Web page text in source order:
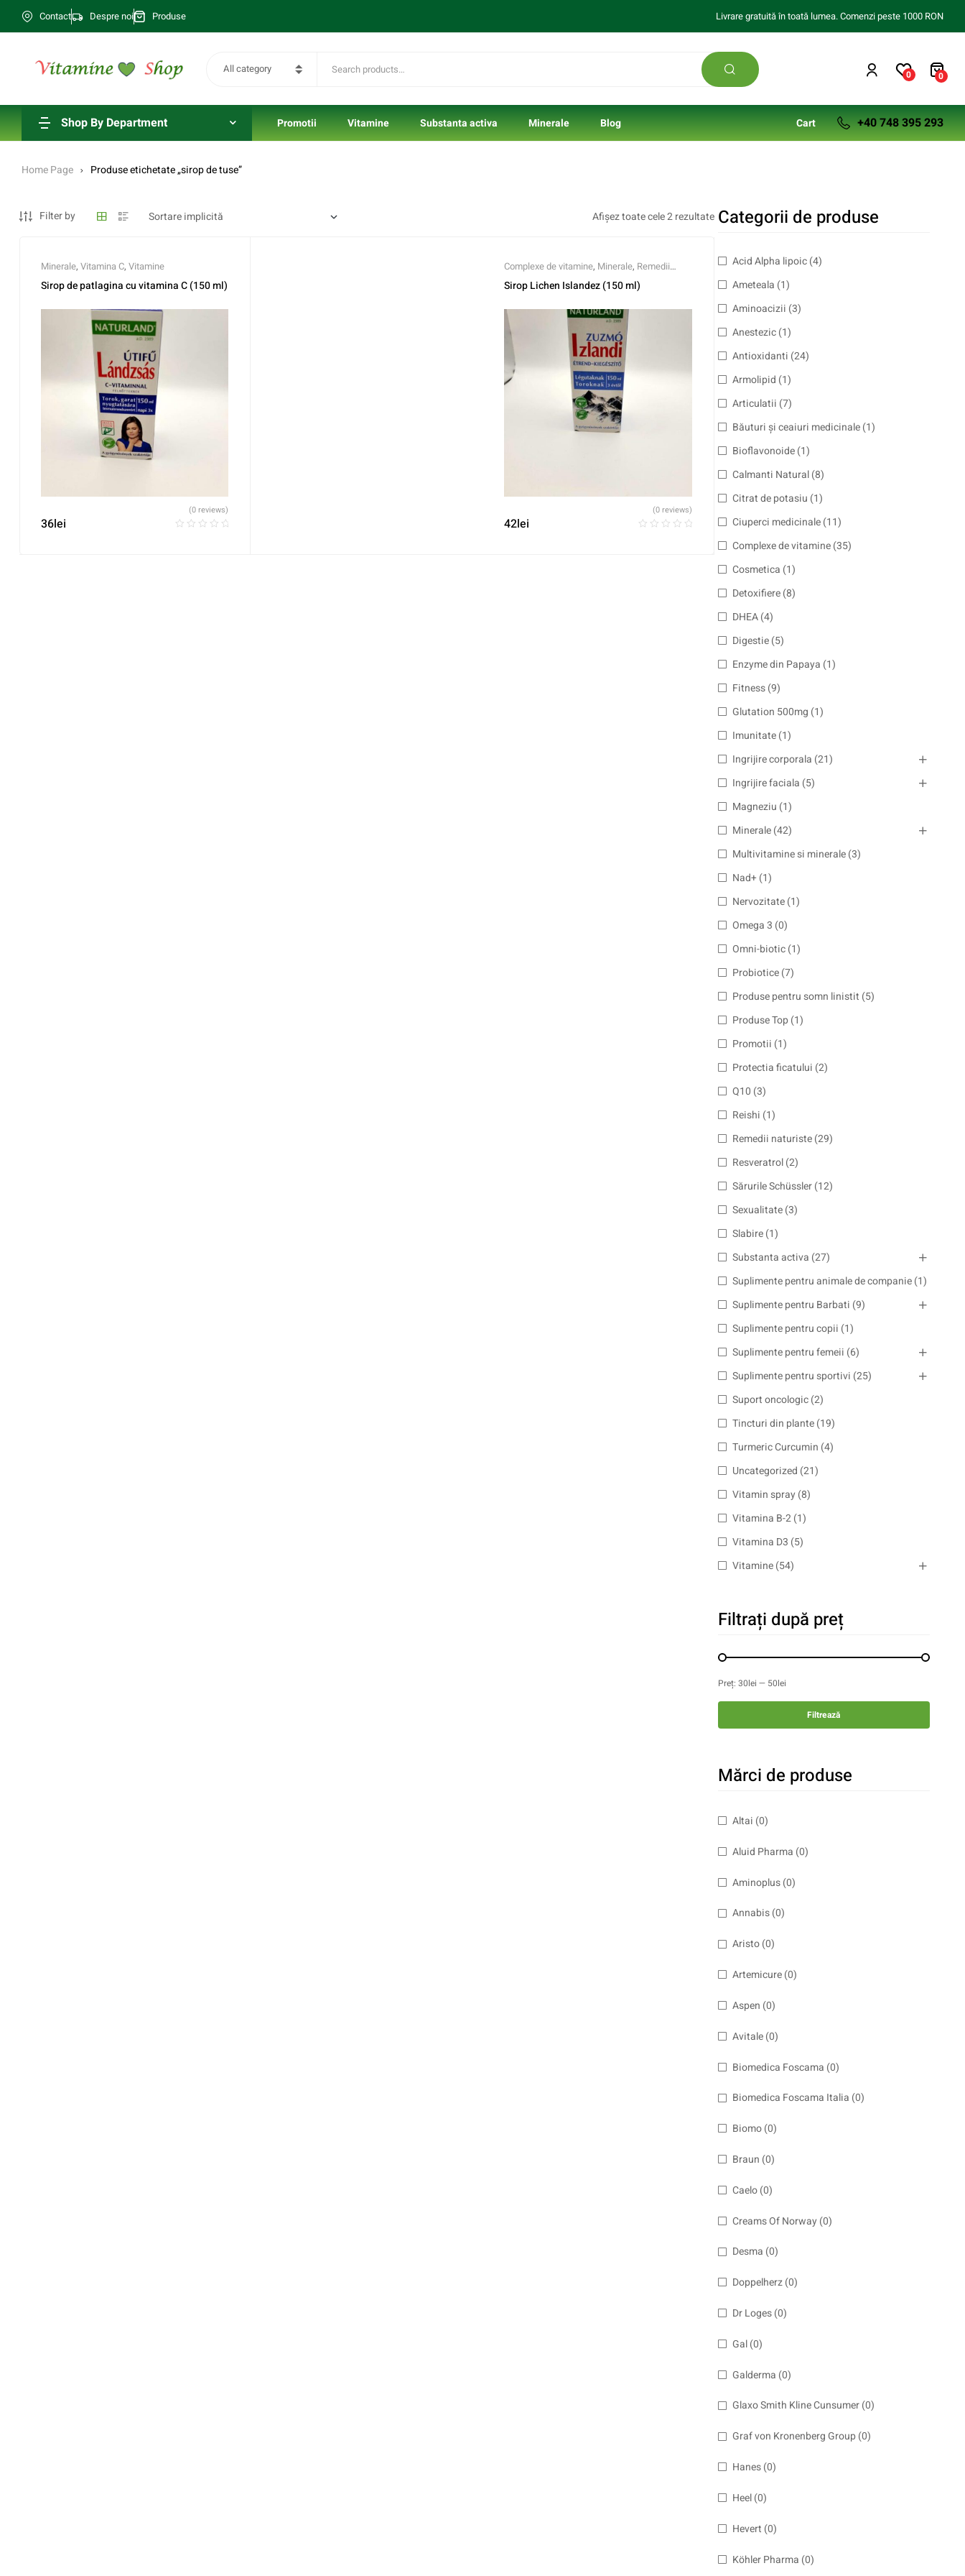
Contact Despre noi Produse Livrare gratuită în toată lumea. Comenzi peste 1000 RON
All category 0 0
Shop By Department Promotii Vitamine Substanta activa Minerale Blog Cart +40 748 395 293
Home Page Produse etichetate „sirop de tuse”
Filter by Afișez toate cele 2 rezultate
Minerale, Vitamina C, Vitamine
Sirop de patlagina cu vitamina C (150 ml)
36lei
(0 reviews)
Complexe de vitamine, Minerale, Remedii
naturiste
Sirop Lichen Islandez (150 ml)
42lei
(0 reviews)
Categorii de produse
Acid Alpha lipoic (4)
Ameteala (1)
Aminoacizii (3)
Anestezic (1)
Antioxidanti (24)
Armolipid (1)
Articulatii (7)
Băuturi și ceaiuri medicinale (1)
Bioflavonoide (1)
Calmanti Natural (8)
Citrat de potasiu (1)
Ciuperci medicinale (11)
Complexe de vitamine (35)
Cosmetica (1)
Detoxifiere (8)
DHEA (4)
Digestie (5)
Enzyme din Papaya (1)
Fitness (9)
Glutation 500mg (1)
Imunitate (1)
Ingrijire corporala (21)
Ingrijire faciala (5)
Magneziu (1)
Minerale (42)
Multivitamine si minerale (3)
Nad+ (1)
Nervozitate (1)
Omega 3 (0)
Omni-biotic (1)
Probiotice (7)
Produse pentru somn linistit (5)
Produse Top (1)
Promotii (1)
Protectia ficatului (2)
Q10 (3)
Reishi (1)
Remedii naturiste (29)
Resveratrol (2)
Sărurile Schüssler (12)
Sexualitate (3)
Slabire (1)
Substanta activa (27)
Suplimente pentru animale de companie (1)
Suplimente pentru Barbati (9)
Suplimente pentru copii (1)
Suplimente pentru femeii (6)
Suplimente pentru sportivi (25)
Suport oncologic (2)
Tincturi din plante (19)
Turmeric Curcumin (4)
Uncategorized (21)
Vitamin spray (8)
Vitamina B-2 (1)
Vitamina D3 (5)
Vitamine (54)
Filtrați după preț
Filtrează
Preț: 30lei — 50lei
Mărci de produse
Altai (0)
Aluid Pharma (0)
Aminoplus (0)
Annabis (0)
Aristo (0)
Artemicure (0)
Aspen (0)
Avitale (0)
Biomedica Foscama (0)
Biomedica Foscama Italia (0)
Biomo (0)
Braun (0)
Caelo (0)
Creams Of Norway (0)
Desma (0)
Doppelherz (0)
Dr Loges (0)
Gal (0)
Galderma (0)
Glaxo Smith Kline Cunsumer (0)
Graf von Kronenberg Group (0)
Hanes (0)
Heel (0)
Hevert (0)
Köhler Pharma (0)